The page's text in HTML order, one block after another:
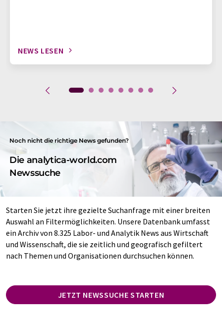
NEWS LESEN
Noch nicht die richtige News gefunden?
Die analytica-world.com
Newssuche
Starten Sie jetzt ihre gezielte Suchanfrage mit einer breiten
Auswahl an Filtermöglichkeiten. Unsere Datenbank umfasst
ein Archiv von 8.325 Labor- und Analytik News aus Wirtschaft
und Wissenschaft, die sie zeitlich und geografisch gefiltert
nach Themen und Organisationen durchsuchen können.
JETZT NEWSSUCHE STARTEN